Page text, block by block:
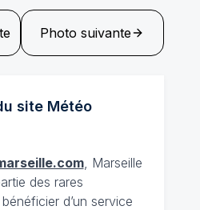
Photo suivante
site Météo
, Marseille
des rares
d’un service